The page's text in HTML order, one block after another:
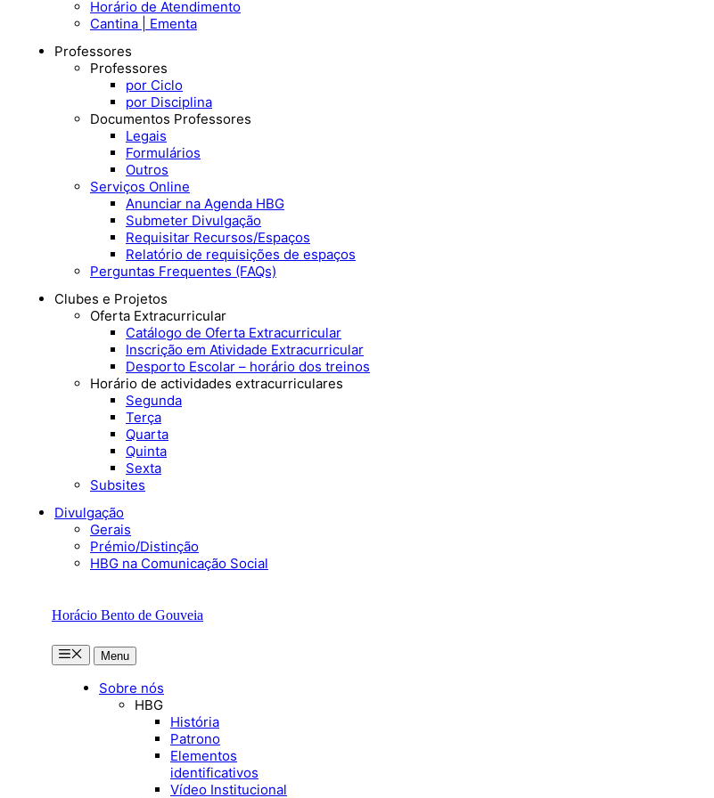
Horário de Atendimento
Cantina | Ementa
Professores
Professores
por Ciclo
por Disciplina
Documentos Professores
Legais
Formulários
Outros
Serviços Online
Anunciar na Agenda HBG
Submeter Divulgação
Requisitar Recursos/Espaços
Relatório de requisições de espaços
Perguntas Frequentes (FAQs)
Clubes e Projetos
Oferta Extracurricular
Catálogo de Oferta Extracurricular
Inscrição em Atividade Extracurricular
Desporto Escolar – horário dos treinos
Horário de actividades extracurriculares
Segunda
Terça
Quarta
Quinta
Sexta
Subsites
Divulgação
Gerais
Prémio/Distinção
HBG na Comunicação Social
Horácio Bento de Gouveia
MenuMenu
Sobre nós
HBG
História
Patrono
Elementos
identificativos
Vídeo Institucional